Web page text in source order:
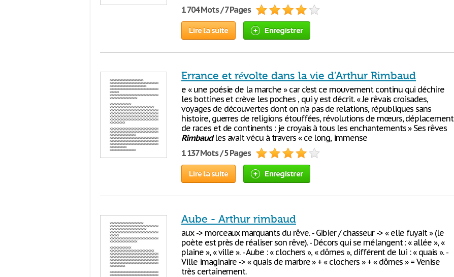
1 704 Mots / 7 Pages
Lire la suite Enregistrer
Errance et révolte dans la vie d’Arthur Rimbaud
e « une poésie de la marche » car c’est ce mouvement continu qui déchire
les bottines et crève les poches , qui y est décrit. « Je rêvais croisades,
voyages de découvertes dont on n’a pas de relations, républiques sans
histoire, guerres de religions étouffées, révolutions de mœurs, déplacement
de races et de continents : je croyais à tous les enchantements » Ses rêves
Rimbaudles avait vécu à travers « ce long, immense
1 137 Mots / 5 Pages
Lire la suite Enregistrer
Aube - Arthur rimbaud
aux -> morceaux marquants du rêve. - Gibier / chasseur -> « elle fuyait » (le
poète est près de réaliser son rêve). - Décors qui se mélangent : « allée », «
plaine », « ville ». - Aube : « clochers », « dômes », différent de lui : « quais ». -
Ville imaginaire -> « quais de marbre » + « clochers » + « dômes » = Venise
très certainement.